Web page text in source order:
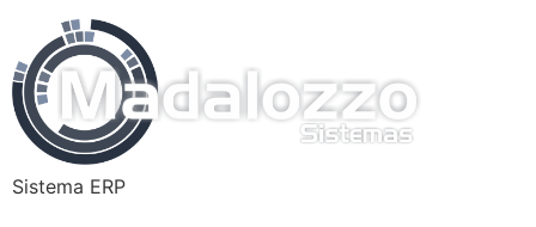
Sistema ERP